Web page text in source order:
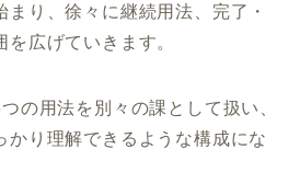
り、徐々に継続用法、完了・
広げていきます。
の用法を別々の課として扱い、
かり理解できるような構成にな